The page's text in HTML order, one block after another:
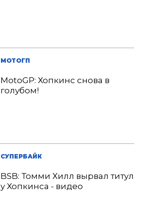
МОТОГП
MotoGP: Хопкинс снова в
голубом!
СУПЕРБАЙК
BSB: Томми Хилл вырвал титул
у Хопкинса - видео